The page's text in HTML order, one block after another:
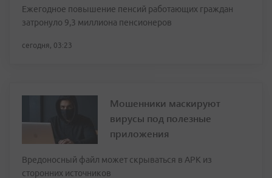
Ежегодное повышение пенсий работающих граждан
затронуло 9,3 миллиона пенсионеров
сегодня, 03:23
Мошенники маскируют
вирусы под полезные
приложения
Вредоносный файл может скрываться в APK из
сторонних источников